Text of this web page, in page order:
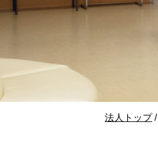
現
法人トップ/